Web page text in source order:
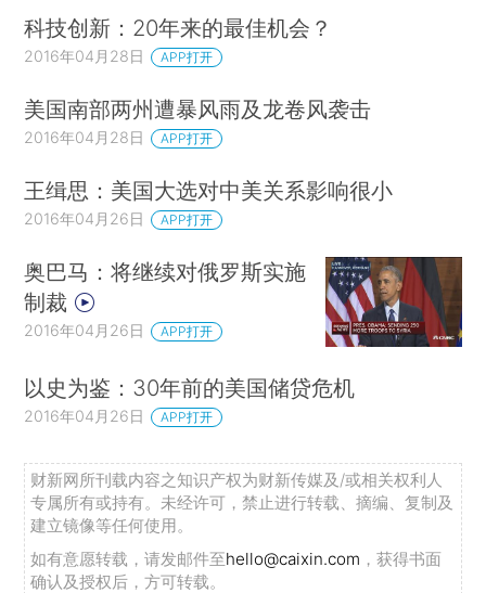
科技创新：20年来的最佳机会？
2016年04月28日 APP打开
美国南部两州遭暴风雨及龙卷风袭击
2016年04月28日 APP打开
王缉思：美国大选对中美关系影响很小
2016年04月26日 APP打开
奥巴马：将继续对俄罗斯实施
制裁
2016年04月26日 APP打开
以史为鉴：30年前的美国储贷危机
2016年04月26日 APP打开
财新网所刊载内容之知识产权为财新传媒及/或相关权利人
专属所有或持有。未经许可，禁止进行转载、摘编、复制及
建立镜像等任何使用。
如有意愿转载，请发邮件至hello@caixin.com ，获得书面
确认及授权后，方可转载。